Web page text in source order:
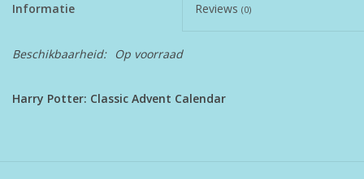
Informatie Reviews (0)
Beschikbaarheid: Op voorraad
Harry Potter: Classic Advent Calendar